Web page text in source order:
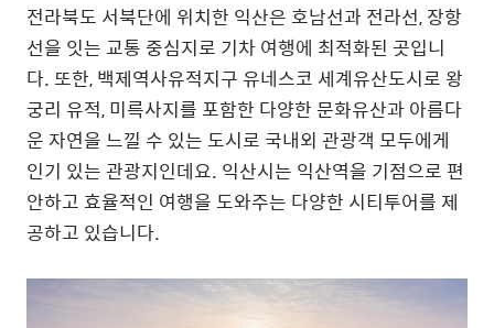
전라북도 서북단에 위치한 익산은 호남선과 전라선, 장항
선을 잇는 교통 중심지로 기차 여행에 최적화된 곳입니
다. 또한, 백제역사유적지구 유네스코 세계유산도시로 왕
궁리 유적, 미륵사지를 포함한 다양한 문화유산과 아름다
운 자연을 느낄 수 있는 도시로 국내외 관광객 모두에게
인기 있는 관광지인데요. 익산시는 익산역을 기점으로 편
안하고 효율적인 여행을 도와주는 다양한 시티투어를 제
공하고 있습니다.